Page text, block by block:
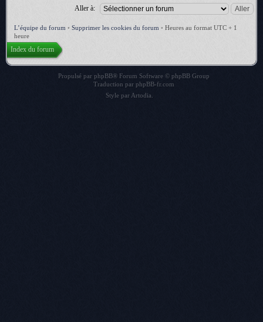
Aller à:
L’équipe du forum • Supprimer les cookies du forum • Heures au format UTC + 1
heure
Index du forum
Propulsé par phpBB® Forum Software © phpBB Group
Traduction par phpBB-fr.com
Style par Artodia